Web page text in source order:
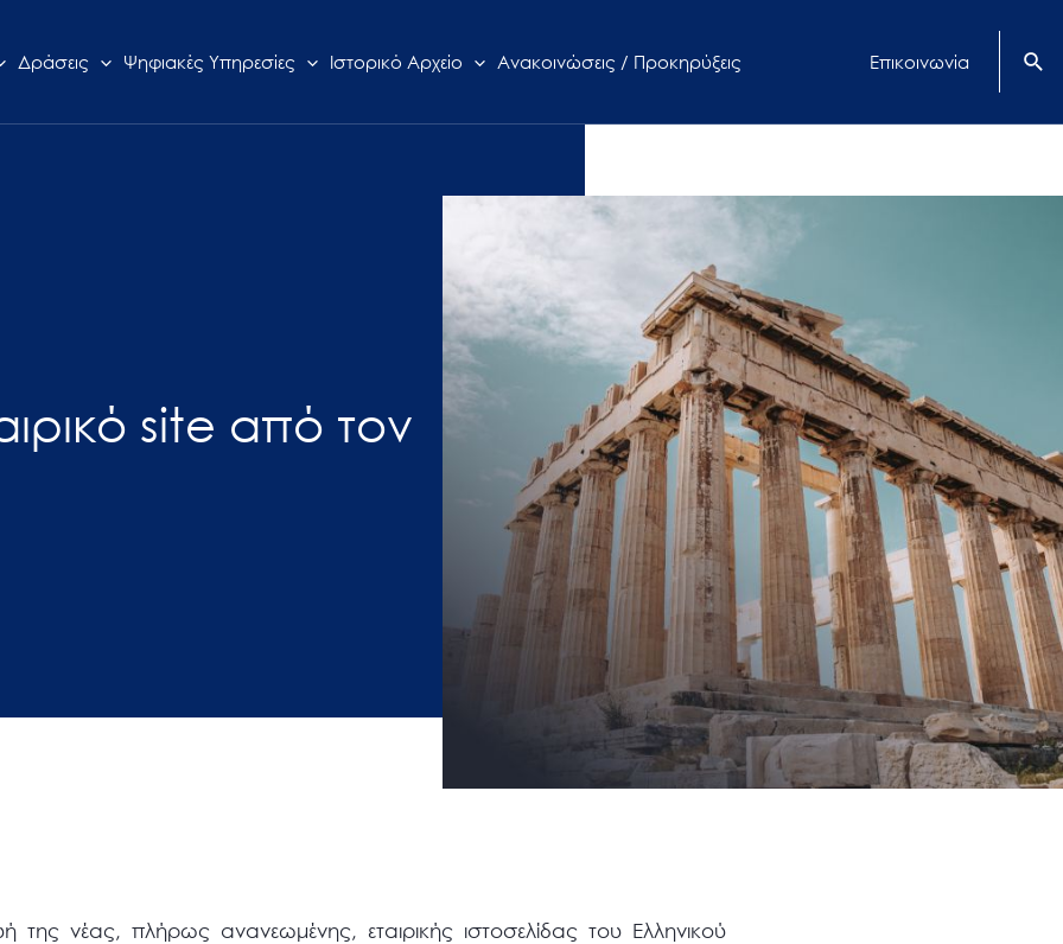
Δράσεις Ψηφιακές Υπηρεσίες Ιστορικό Αρχείο Ανακοινώσεις / Προκηρύξεις Επικοινωνία
site από τον
νέας, πλήρως ανανεωμένης, εταιρικής ιστοσελίδας του Ελληνικού